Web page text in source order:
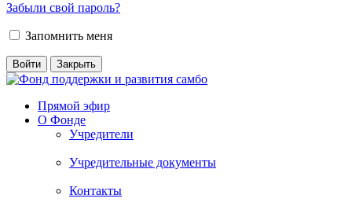
Забыли свой пароль?
Запомнить меня
Прямой эфир
О Фонде
Учредители
Учредительные документы
Контакты